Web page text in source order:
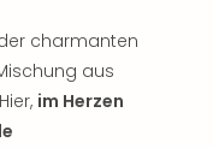
charmanten
aus
im Herzen